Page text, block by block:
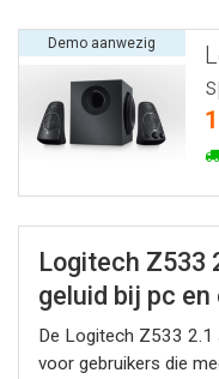
Demo aanwezig
Logitech Z533
geluid bij pc
De Logitech Z533 2.1
voor gebruikers die